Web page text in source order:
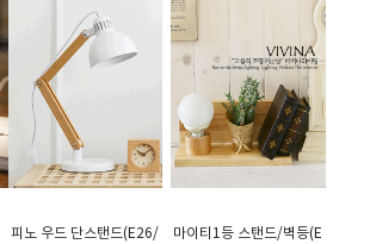
피노 우드 단스탠드(E26/
마이티1등 스탠드/벽등(E